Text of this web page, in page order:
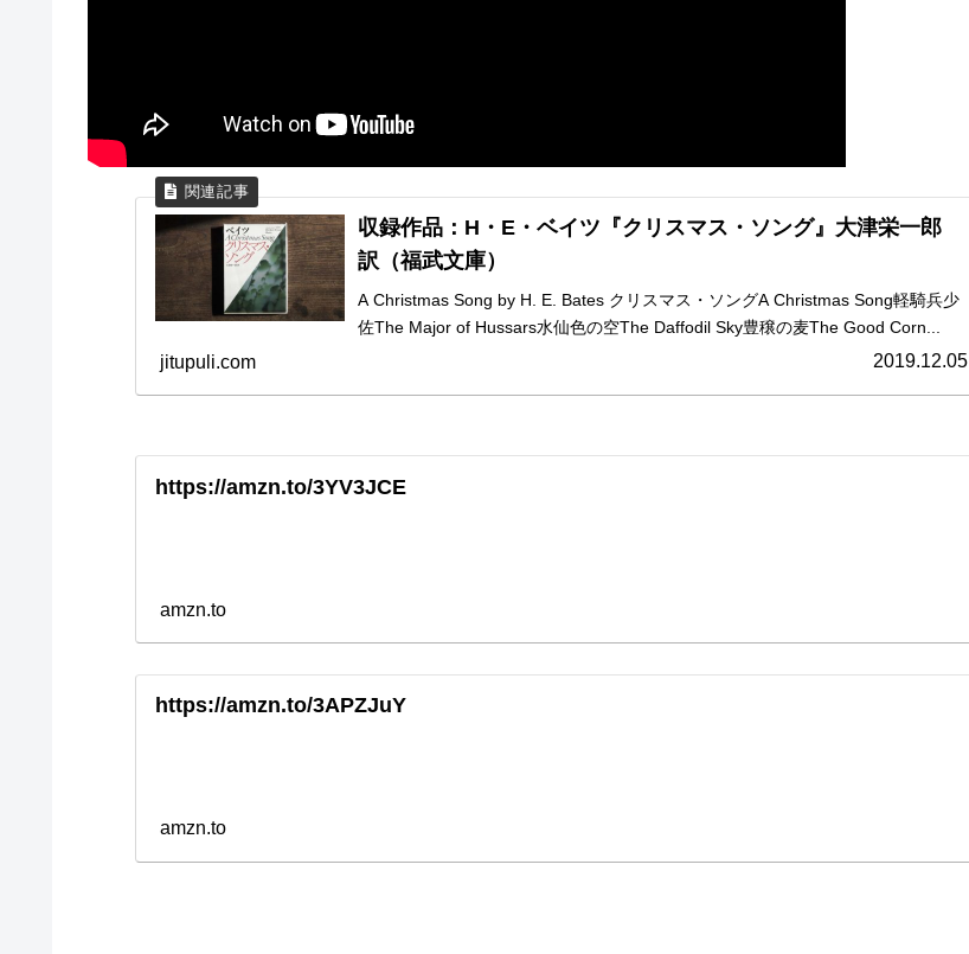
収録作品：H・E・ベイツ『クリスマス・ソング』大津栄一郎
訳（福武文庫）
A Christmas Song by H. E. Bates クリスマス・ソングA Christmas Song軽騎兵少
佐The Major of Hussars水仙色の空The Daffodil Sky豊穣の麦The Good Corn...
jitupuli.com 2019.12.05
https://amzn.to/3YV3JCE
amzn.to
https://amzn.to/3APZJuY
amzn.to